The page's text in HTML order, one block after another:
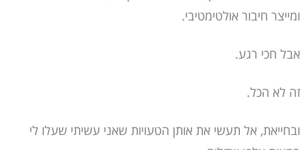
ומייצר חיבור אולטימטיבי.
אבל חכי רגע.
זה לא הכל.
ובחייאת, אל תעשי את אותן הטעויות שאני עשיתי שעלו לי